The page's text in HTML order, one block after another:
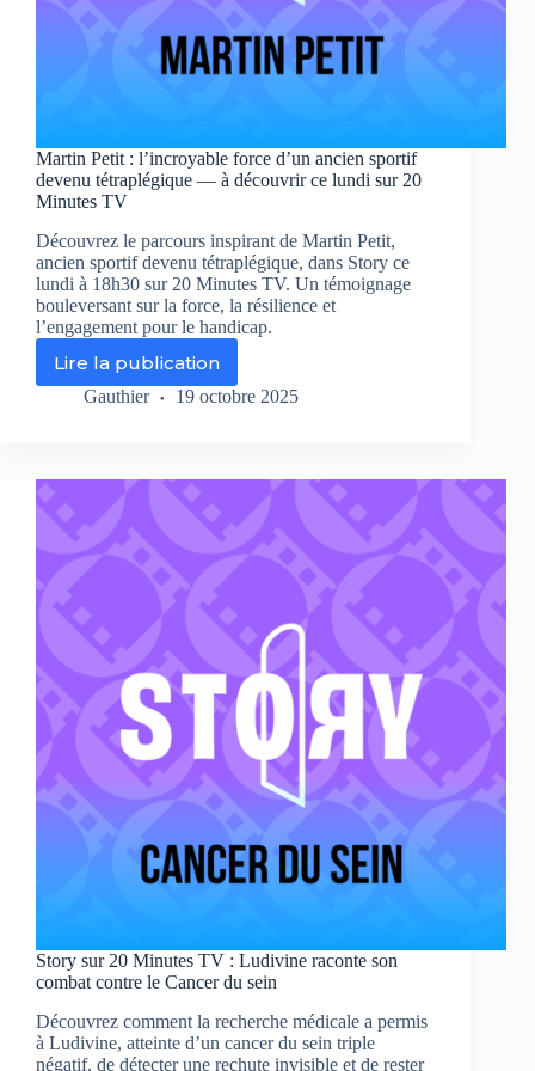
Martin Petit : l’incroyable force d’un ancien sportif
devenu tétraplégique — à découvrir ce lundi sur 20
Minutes TV
Découvrez le parcours inspirant de Martin Petit,
ancien sportif devenu tétraplégique, dans Story ce
lundi à 18h30 sur 20 Minutes TV. Un témoignage
bouleversant sur la force, la résilience et
l’engagement pour le handicap.
Lire la publication
Martin
Petit
d’un
ancien
sportif
devenu
tétraplégique
découvrir
ce
lundi
sur
20
Minutes
TV
Gauthier 19 octobre 2025
Story sur 20 Minutes TV : Ludivine raconte son
combat contre le Cancer du sein
Découvrez comment la recherche médicale a permis
à Ludivine, atteinte d’un cancer du sein triple
négatif, de détecter une rechute invisible et de rester